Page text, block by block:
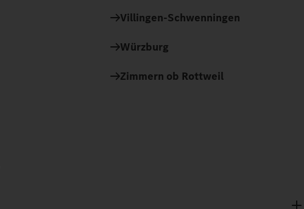
Villingen-Schwenningen
Würzburg
Zimmern ob Rottweil